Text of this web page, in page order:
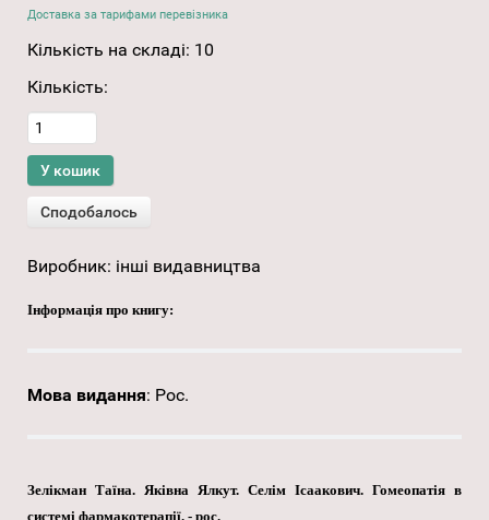
Доставка за тарифами перевізника
Кількість на складі: 10
Кількість:
Виробник: інші видавництва
Інформація про книгу:
Мова видання: Рос.
Зелікман Таїна. Яківна Ялкут. Селім Ісаакович. Гомеопатія в
системі фармакотерапії. - рос.